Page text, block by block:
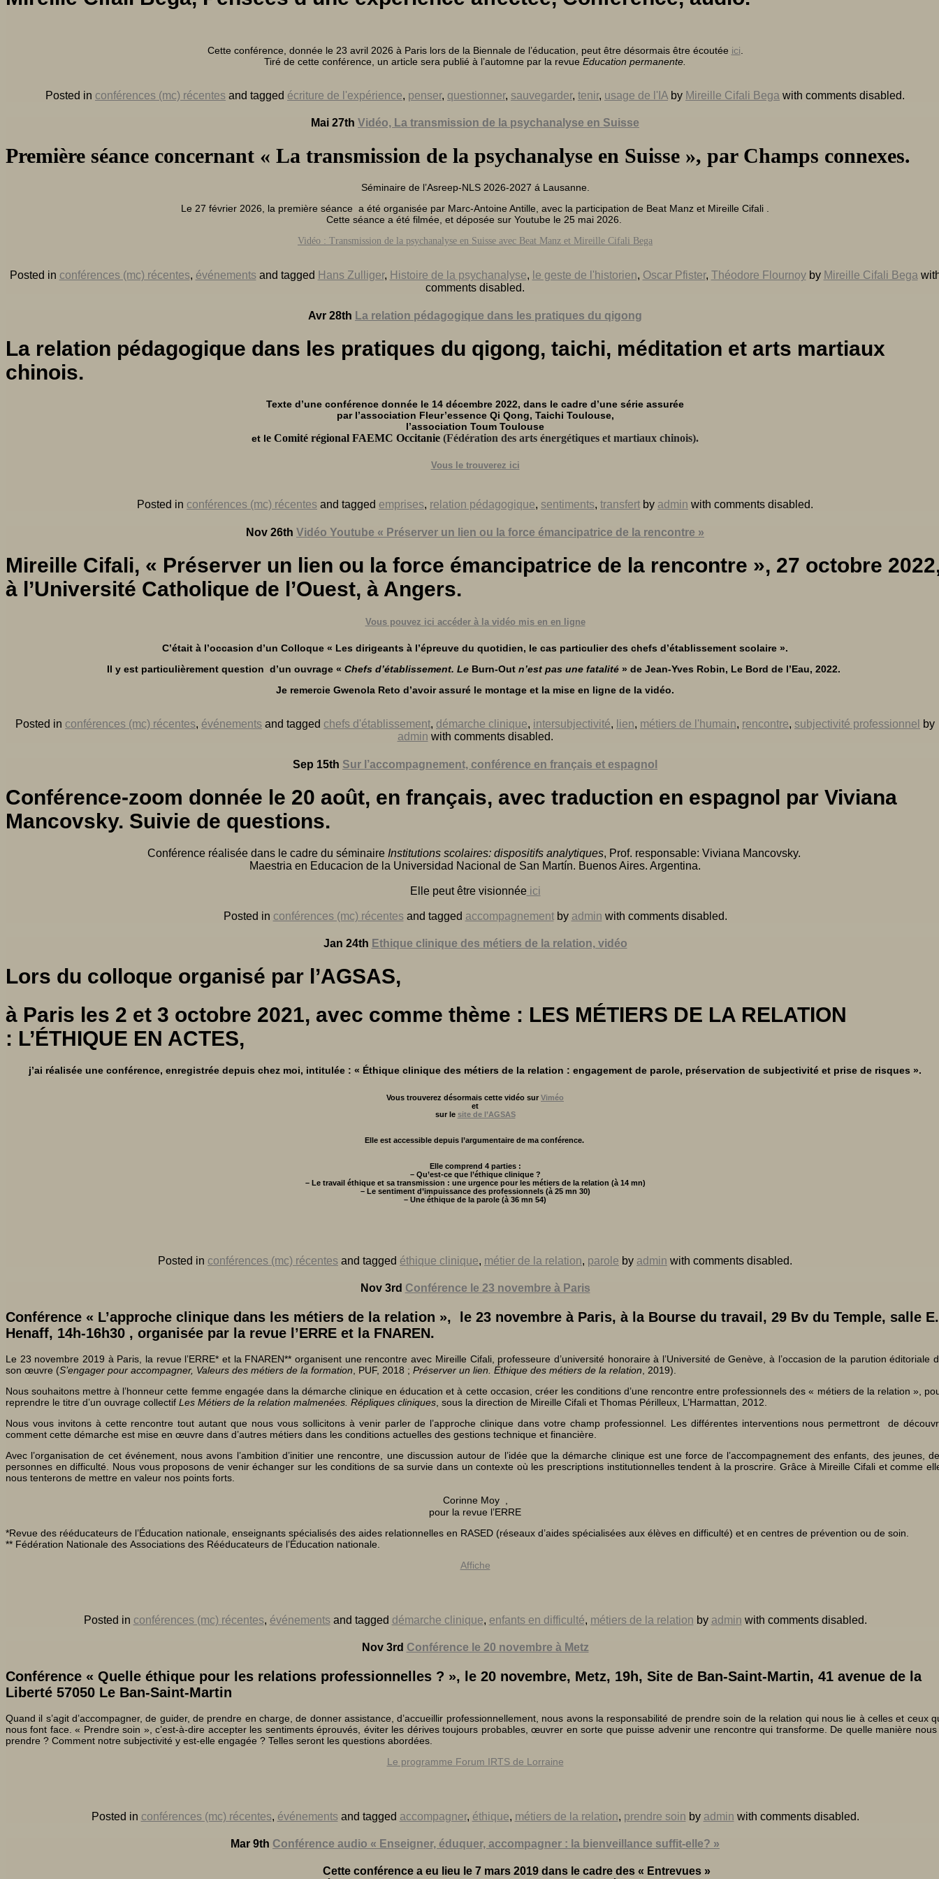
Cette conférence, donnée le 23 avril 2026 à Paris lors de la Biennale de l’éducation, peut être désormais être écoutée ici
Tiré de cette conférence, un article sera publié à l’automne par la revue Education permanente.
Posted in conférences (mc) récentes and tagged écriture de l'expérience, penser, questionner, sauvegarder, tenir, usage de l'IA by Mireille Cifali Bega with comments disabled.
Mai 27th Vidéo, La transmission de la psychanalyse en Suisse
Première séance concernant « La transmission de la psychanalyse en Suisse », par Champs connexes.
Séminaire de l’Asreep-NLS 2026-2027 á Lausanne.
Le 27 février 2026, la première séance a été organisée par Marc-Antoine Antille, avec la participation de Beat Manz et Mireille Cifali .
Cette séance a été filmée, et déposée sur Youtube le 25 mai 2026.
Vidéo : Transmission de la psychanalyse en Suisse avec Beat Manz et Mireille Cifali Bega
Posted in conférences (mc) récentes, événementsand tagged Hans Zulliger, Histoire de la psychanalyse, le geste de l'historien, Oscar Pfister, Théodore Flournoyby Mireille Cifali Bega
comments disabled.
Avr 28th La relation pédagogique dans les pratiques du qigong
La relation pédagogique dans les pratiques du qigong, taichi, méditation et arts martiaux
chinois.
Texte d’une conférence donnée le 14 décembre 2022, dans le cadre d’une série assurée
par l’association Fleur’essence Qi Qong, Taichi Toulouse,
l’association Toum Toulouse
et le Comité régional FAEMC Occitanie (Fédération des arts énergétiques et martiaux chinois).
Vous le trouverez ici
Posted in conférences (mc) récentes and tagged emprises, relation pédagogique, sentiments, transfert by admin with comments disabled.
Nov 26th Vidéo Youtube « Préserver un lien ou la force émancipatrice de la rencontre »
Mireille Cifali, « Préserver un lien ou la force émancipatrice de la rencontre », 27 octobre
à l’Université Catholique de l’Ouest, à Angers.
Vous pouvez ici accéder à la vidéo mis en en ligne
C’était à l’occasion d’un Colloque « Les dirigeants à l’épreuve du quotidien, le cas particulier des chefs d’établissement scolaire ».
Il y est particulièrement question d’un ouvrage « Chefs d’établissement. Le Burn-Out n’est pas une fatalité » de Jean-Yves Robin, Le Bord de l’Eau, 2022.
Je remercie Gwenola Reto d’avoir assuré le montage et la mise en ligne de la vidéo.
Posted in conférences (mc) récentes, événements and tagged chefs d'établissement, démarche clinique, intersubjectivité, lien, métiers de l'humain, rencontre, subjectivité professionnel
by
admin with comments disabled.
Sep 15th Sur l’accompagnement, conférence en français et espagnol
Conférence-zoom donnée le 20 août, en français, avec traduction en espagnol par Viviana
Mancovsky. Suivie de questions.
Conférence réalisée dans le cadre du séminaire Institutions scolaires: dispositifs analytiques, Prof. responsable: Viviana Mancovsky.
Maestria en Educacion de la Universidad Nacional de San Martín. Buenos Aires. Argentina.
Elle peut être visionnéeici
Posted in conférences (mc) récentesand tagged accompagnementby admin with comments disabled.
Jan 24th Ethique clinique des métiers de la relation, vidéo
Lors du colloque organisé par l’AGSAS,
à Paris les 2 et 3 octobre 2021, avec comme thème : LES MÉTIERS DE LA RELATION
: L’ÉTHIQUE EN ACTES,
j’ai réalisée une conférence, enregistrée depuis chez moi, intitulée : « Éthique clinique des métiers de la relation : engagement de parole, préservation de subjectivité et prise de risques ».
Vous trouverez désormais cette vidéo sur Viméo
et
sur le site de l’AGSAS
Elle est accessible depuis l’argumentaire de ma conférence.
Elle comprend 4 parties :
– Qu’est-ce que l’éthique clinique ?
– Le travail éthique et sa transmission : une urgence pour les métiers de la relation (à 14 mn)
– Le sentiment d’impuissance des professionnels (à 25 mn 30)
– Une éthique de la parole (à 36 mn 54)
Posted in conférences (mc) récentes and tagged éthique clinique, métier de la relation, parole by admin with comments disabled.
Nov 3rd Conférence le 23 novembre à Paris
Conférence « L’approche clinique dans les métiers de la relation », le 23 novembre à Paris, à la Bourse du travail, 29 Bv du Temple, salle E.
Henaff, 14h-16h30 , organisée par la revue l’ERRE et la FNAREN.
Le 23 novembre 2019 à Paris, la revue l’ERRE* et la FNAREN** organisent une rencontre avec Mireille Cifali, professeure d’université honoraire à l’Université de Genève, à l’occasion de la parution éditoriale
son œuvre (S’engager pour accompagner, Valeurs des métiers de la formation , PUF, 2018 ; Préserver un lien. Éthique des métiers de la relation , 2019).
Nous souhaitons mettre à l’honneur cette femme engagée dans la démarche clinique en éducation et à cette occasion, créer les conditions d’une rencontre entre professionnels des « métiers de la relation »,
reprendre le titre d’un ouvrage collectif Les Métiers de la relation malmenées. Répliques cliniques , sous la direction de Mireille Cifali et Thomas Périlleux, L’Harmattan, 2012.
Nous vous invitons à cette rencontre tout autant que nous vous sollicitons à venir parler de l’approche clinique dans votre champ professionnel. Les différentes interventions nous permettront de
comment cette démarche est mise en œuvre dans d’autres métiers dans les conditions actuelles des gestions technique et financière.
Avec l’organisation de cet événement, nous avons l’ambition d’initier une rencontre, une discussion autour de l’idée que la démarche clinique est une force de l’accompagnement des enfants, des jeunes,
personnes en difficulté. Nous vous proposons de venir échanger sur les conditions de sa survie dans un contexte où les prescriptions institutionnelles tendent à la proscrire. Grâce à Mireille Cifali et comme
nous tenterons de mettre en valeur nos points forts.
Corinne Moy ,
pour la revue l’ERRE
*Revue des rééducateurs de l’Éducation nationale, enseignants spécialisés des aides relationnelles en RASED (réseaux d’aides spécialisées aux élèves en difficulté) et en centres de prévention ou de soin.
** Fédération Nationale des Associations des Rééducateurs de l’Éducation nationale.
Affiche
Posted in conférences (mc) récentes, événementsand tagged démarche clinique, enfants en difficulté, métiers de la relation by admin with comments disabled.
Nov 3rd Conférence le 20 novembre à Metz
Conférence « Quelle éthique pour les relations professionnelles ? », le 20 novembre, Metz, 19h, Site de Ban-Saint-Martin, 41 avenue de la
Liberté 57050 Le Ban-Saint-Martin
Quand il s’agit d’accompagner, de guider, de prendre en charge, de donner assistance, d’accueillir professionnellement, nous avons la responsabilité de prendre soin de la relation qui nous lie à celles et ceux
nous font face. « Prendre soin », c’est-à-dire accepter les sentiments éprouvés, éviter les dérives toujours probables, œuvrer en sorte que puisse advenir une rencontre qui transforme. De quelle manière nous
prendre ? Comment notre subjectivité y est-elle engagée ? Telles seront les questions abordées.
Le programme Forum IRTS de Lorraine
Posted in conférences (mc) récentes, événementsand tagged accompagner, éthique, métiers de la relation, prendre soin by admin with comments disabled.
Mar 9th Conférence audio « Enseigner, éduquer, accompagner : la bienveillance suffit-elle? »
Cette conférence a eu lieu le 7 mars 2019 dans le cadre des « Entrevues »